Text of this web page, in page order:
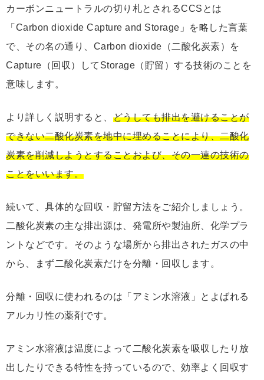
カーボンニュートラルの切り札とされるCCSとは
「Carbon dioxide Capture and Storage」を略した言葉
で、その名の通り、Carbon dioxide（二酸化炭素）を
Capture（回収）してStorage（貯留）する技術のことを
意味します。
より詳しく説明すると、 どうしても排出を避けることが
できない二酸化炭素を地中に埋めることにより、二酸化
炭素を削減しようとすることおよび、その一連の技術の
ことをいいます。
続いて、具体的な回収・貯留方法をご紹介しましょう。
二酸化炭素の主な排出源は、発電所や製油所、化学プラ
ントなどです。そのような場所から排出されたガスの中
から、まず二酸化炭素だけを分離・回収します。
分離・回収に使われるのは「アミン水溶液」とよばれる
アルカリ性の薬剤です。
アミン水溶液は温度によって二酸化炭素を吸収したり放
出したりできる特性を持っているので、効率よく回収す